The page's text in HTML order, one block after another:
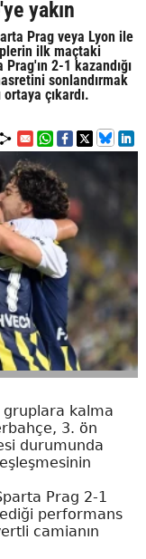
yakın
Prag veya Lyon ile
ilk maçtaki
2-1 kazandığı
sonlandırmak
çıkardı.
gruplara kalma
3. ön
durumunda
Prag 2-1
performans
camianın